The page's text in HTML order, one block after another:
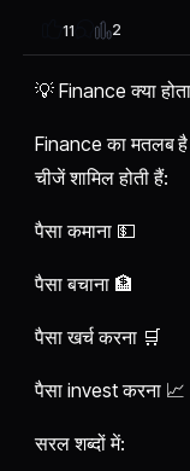
11 2
💡 Finance क्या
Finance का मतलब
चीजें शामिल होती हैं:
पैसा कमाना 💵
पैसा बचाना 🏦
पैसा खर्च करना 🛒
पैसा invest करना 📈
सरल शब्दों में: